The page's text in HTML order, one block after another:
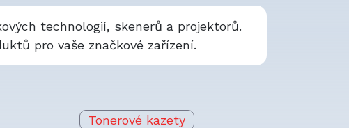
technologií, skenerů a projektorů.
pro vaše značkové zařízení.
Tonerové kazety